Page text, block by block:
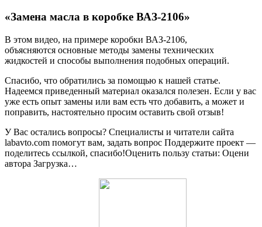
«Замена масла в коробке ВАЗ-2106»
В этом видео, на примере коробки ВАЗ-2106,
объясняются основные методы замены технических
жидкостей и способы выполнения подобных операций.
Спасибо, что обратились за помощью к нашей статье.
Надеемся приведенный материал оказался полезен. Если у вас
уже есть опыт замены или вам есть что добавить, а может и
поправить, настоятельно просим оставить свой отзыв!
У Вас остались вопросы? Специалисты и читатели сайта
labavto.com помогут вам, задать вопрос Поддержите проект —
поделитесь ссылкой, спасибо!Оценить пользу статьи: Оцени
автора Загрузка…